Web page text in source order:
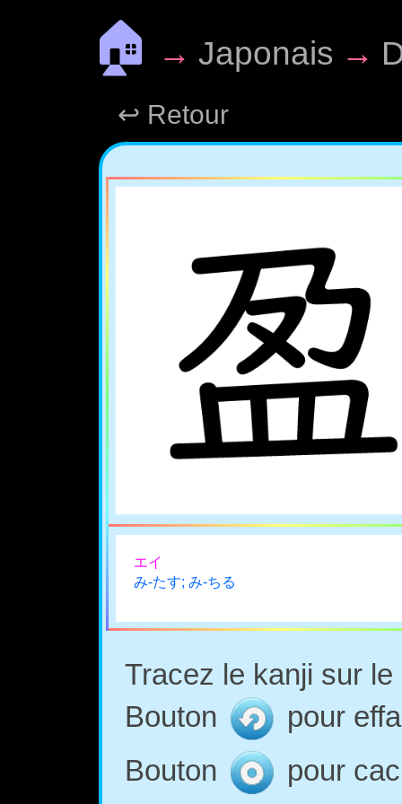
🏠 → Japonais →
↩ Retour
エイ
み-たす; み-ちる
Tracez le kanji sur
Bouton
pour
Bouton
pour